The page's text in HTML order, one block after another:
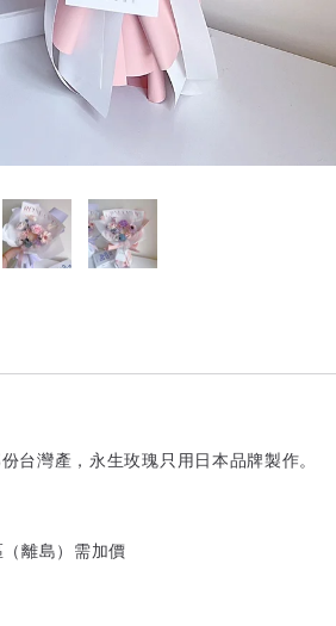
台灣產，永生玫瑰只用日本品牌製作。
離島）需加價